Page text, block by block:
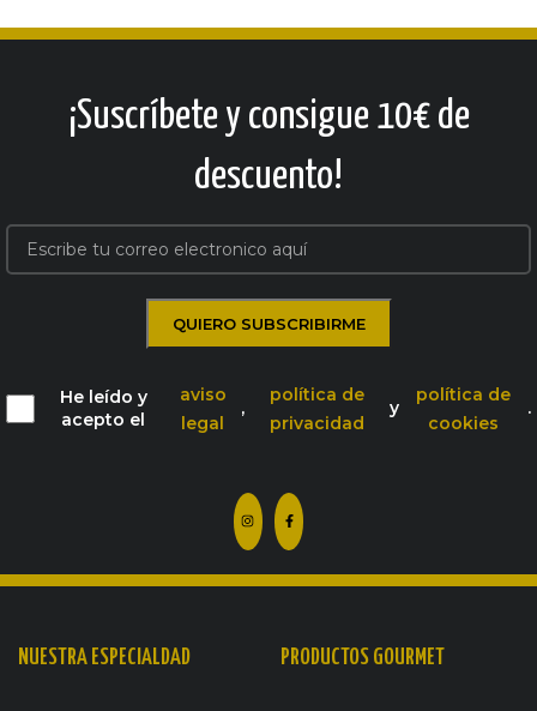
¡Suscríbete y consigue 10€ de
descuento!
He leído y
acepto el
aviso
legal
,
política de
privacidad
y
política de
cookies
.
NUESTRA ESPECIALDAD PRODUCTOS GOURMET